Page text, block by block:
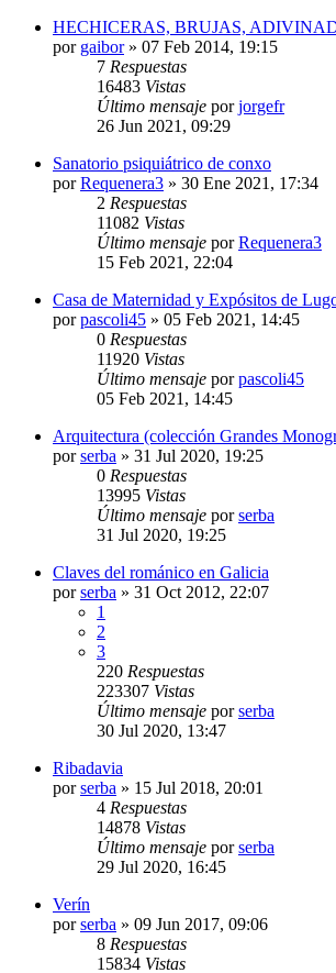
HECHICERAS, BRUJAS,
por gaibor» 07 Feb 2014, 19:15
7 Respuestas
16483 Vistas
Último mensaje porjorgefr
26 Jun 2021, 09:29
Sanatorio psiquiátrico de conxo
porRequenera3 » 30 Ene 2021, 17:34
2 Respuestas
11082 Vistas
Último mensaje porRequenera3
15 Feb 2021, 22:04
Casa de Maternidad y Expósitos de
porpascoli45 » 05 Feb 2021, 14:45
0 Respuestas
11920 Vistas
Último mensaje porpascoli45
05 Feb 2021, 14:45
Arquitectura (colección Grandes
porserba » 31 Jul 2020, 19:25
0 Respuestas
13995 Vistas
Último mensaje porserba
31 Jul 2020, 19:25
Claves del románico en Galicia
porserba » 31 Oct 2012, 22:07
1
2
3
220 Respuestas
223307 Vistas
Último mensaje porserba
30 Jul 2020, 13:47
Ribadavia
porserba » 15 Jul 2018, 20:01
4 Respuestas
14878 Vistas
Último mensaje porserba
29 Jul 2020, 16:45
Verín
porserba » 09 Jun 2017, 09:06
8 Respuestas
15834 Vistas